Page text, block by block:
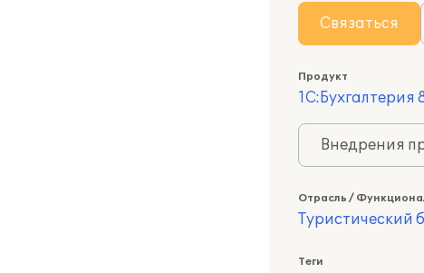
Связаться
Продукт
1С:Бухгалтерия
Внедрения
Отрасль /
Туристический
Теги